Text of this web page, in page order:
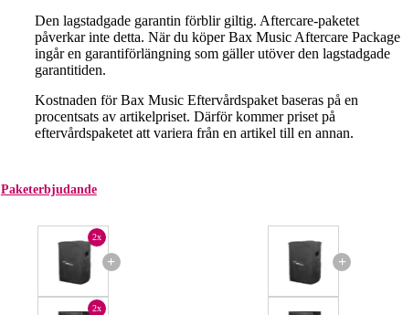
Den lagstadgade garantin förblir giltig. Aftercare-paketet
påverkar inte detta. När du köper Bax Music Aftercare Package
ingår en garantiförlängning som gäller utöver den lagstadgade
garantitiden.
Kostnaden för Bax Music Eftervårdspaket baseras på en
procentsats av artikelpriset. Därför kommer priset på
eftervårdspaketet att variera från en artikel till en annan.
Paketerbjudande
+
2x
2x
+